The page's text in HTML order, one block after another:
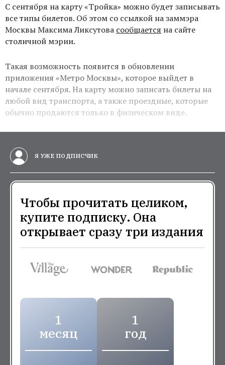
С сентября на карту «Тройка» можно будет записывать
все типы билетов. Об этом со ссылкой на заммэра
Москвы Максима Ликсутова сообщается на сайте
столичной мэрии.
Такая возможность появится в обновлении
приложения «Метро Москвы», которое выйдет в
начале сентября. На карту можно записать билеты на
любой вид транспорта, а также проездные, которые
обычно продаются только в физическом виде.
Я УЖЕ ПОДПИСЧИК
Чтобы прочитать целиком,
купите подписку. Она
открывает сразу три издания
1
месяц
1
год